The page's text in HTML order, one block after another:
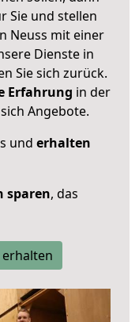
Sie und stellen
Neuss mit einer
Dienste in
Sie sich zurück.
Erfahrung in der
Angebote.
und erhalten
sparen, das